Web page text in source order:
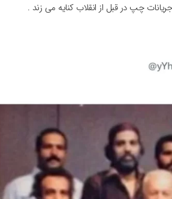
چپ در قبل از انقلاب کنایه می زند .